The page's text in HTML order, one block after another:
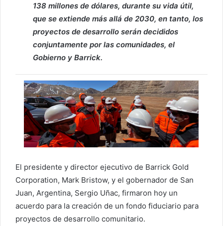
138 millones de dólares, durante su vida útil,
que se extiende más allá de 2030, en tanto, los
proyectos de desarrollo serán decididos
conjuntamente por las comunidades, el
Gobierno y Barrick.
El presidente y director ejecutivo de Barrick Gold
Corporation, Mark Bristow, y el gobernador de San
Juan, Argentina, Sergio Uñac, firmaron hoy un
acuerdo para la creación de un fondo fiduciario para
proyectos de desarrollo comunitario.